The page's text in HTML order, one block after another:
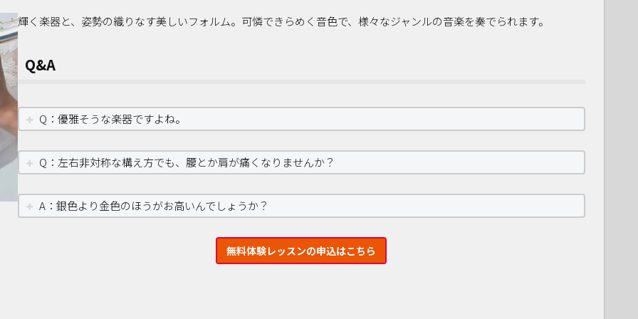
輝く楽器と、姿勢の織りなす美しいフォルム。可憐できらめく音色で、様々なジャンルの音楽を奏でられます。
Q&A
Q：優雅そうな楽器ですよね。
Q：左右非対称な構え方でも、腰とか肩が痛くなりませんか？
A：銀色より金色のほうがお高いんでしょうか？
無料体験レッスンの申込はこちら